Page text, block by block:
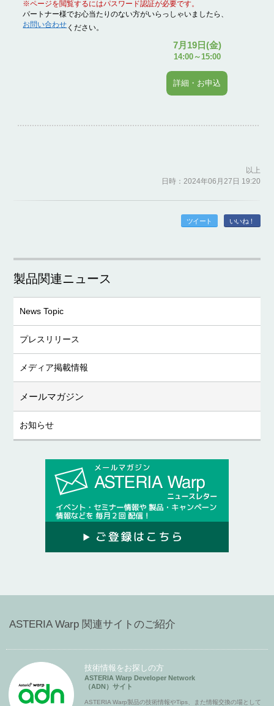
※ページを閲覧するにはパスワード認証が必要です。
パートナー様でお心当たりのない方がいらっしゃいましたら、
お問い合わせください。
7月19日(金)
14:00～15:00
詳細・お申込
以上
日時：2024年06月27日 19:20
ツイート いいね！
製品関連ニュース
News Topic
プレスリリース
メディア掲載情報
メールマガジン
お知らせ
ASTERIA Warp 関連サイトのご紹介
技術情報をお探しの方
ASTERIA Warp Developer Network
（ADN）サイト
ASTERIA Warp製品の技術情報やTips、また情報交換の場として